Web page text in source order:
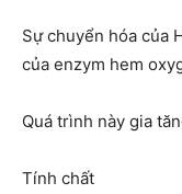
Sự chuyển hóa của
của enzym hem
Quá trình này gia
Tính chất